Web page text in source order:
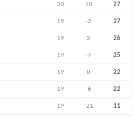
20 10 27
19 -2 27
19 2 26
19 -7 25
19 0 22
19 -6 22
19 -21 11